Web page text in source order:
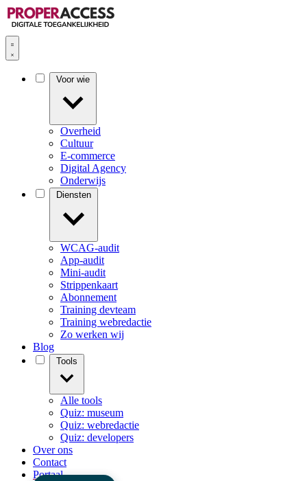
Overheid
Cultuur
E-commerce
Digital Agency
Onderwijs
WCAG-audit
App-audit
Mini-audit
Strippenkaart
Abonnement
Training devteam
Training webredactie
Zo werken wij
Blog
Alle tools
Quiz: museum
Quiz: webredactie
Quiz: developers
Over ons
Contact
Portaal